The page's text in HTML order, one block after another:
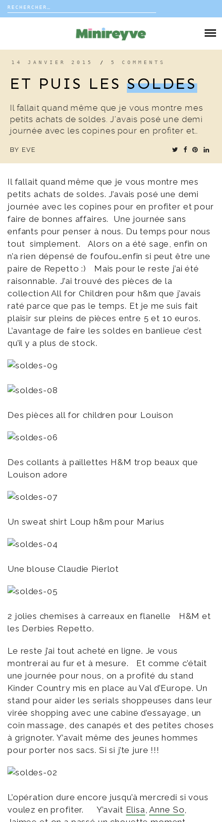
Rechercher :
VOYAGE
14 JANVIER 2015 / 5 COMMENTS
ET PUIS LESSOLDES
Il fallait quand même que je vous montre mes
petits achats de soldes. J’avais posé une demi
journée avec les copines pour en profiter et…
BY EVE
Il fallait quand même que je vous montre mes
petits achats de soldes. J’avais posé une demi
journée avec les copines pour en profiter et pour
faire de bonnes affaires. Une journée sans
enfants pour penser à nous. Du temps pour nous
tout simplement. Alors on a été sage, enfin on
n’a rien dépensé de foufou…enfin si peut être une
paire de Repetto :) Mais pour le reste j’ai été
raisonnable. J’ai trouvé des pièces de la
collection All for Children pour h&m que j’avais
raté parce que pas le temps. Et je me suis fait
plaisir sur pleins de pièces entre 5 et 10 euros.
L’avantage de faire les soldes en banlieue c’est
qu’il y a plus de stock.
Des pièces all for children pour Louison
Des collants à paillettes H&M trop beaux que
Louison adore
Un sweat shirt Loup h&m pour Marius
Une blouse Claudie Pierlot
2 jolies chemises à carreaux en flanelle H&M et
les Derbies Repetto.
Le reste j’ai tout acheté en ligne. Je vous
montrerai au fur et à mesure. Et comme c’était
une journée pour nous, on a profité du stand
Kinder Country mis en place au Val d’Europe. Un
stand pour aider les serials shoppeuses dans leur
virée shopping avec une cabine d’essayage, un
coin massage, des canapés et des petites choses
à grignoter. Y’avait même des jeunes hommes
pour porter nos sacs. Si si j’te jure !!!
L’opération dure encore jusqu’à mercredi si vous
voulez en profiter. Y’avait Elisa,Anne So,